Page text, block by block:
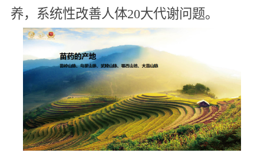
养，系统性改善人体20大代谢问题。